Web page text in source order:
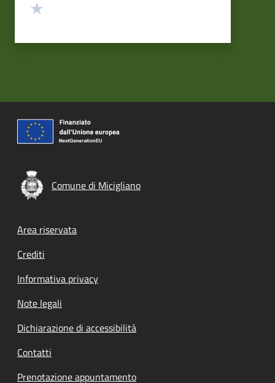
Comune di Micigliano
Footer menu
Area riservata
Crediti
Informativa privacy
Note legali
Dichiarazione di accessibilità
Contatti
Prenotazione appuntamento